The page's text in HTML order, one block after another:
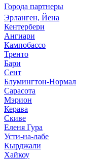
Города партнеры
Эрланген, Йена
Кентербери
Ангиари
Кампобассо
Тренто
Бари
Сент
Блумингтон-Нормал
Сарасота
Мэрион
Керава
Скиве
Еленя Гура
Усти-на-лабе
Кырджали
Хайкоу